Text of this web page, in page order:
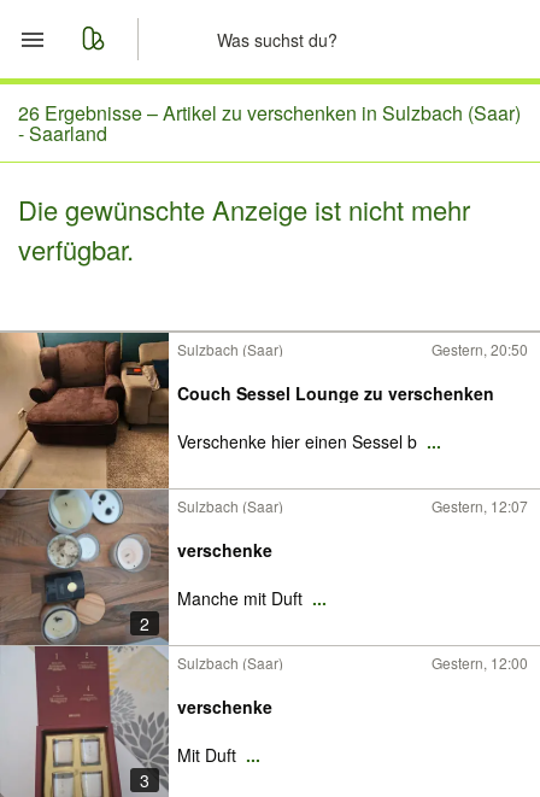
Start
Merkliste
Nachrichten
26 Ergebnisse –Artikel zu verschenken in Sulzbach (Saar)
- Saarland
Die gewünschte Anzeige ist nicht mehr
verfügbar.
Sulzbach (Saar) Gestern, 20:50
Couch Sessel Lounge zu verschenken
Verschenke hier einen Sessel b ...
2
Sulzbach (Saar) Gestern, 12:07
verschenke
Manche mit Duft ...
3
Sulzbach (Saar) Gestern, 12:00
verschenke
Mit Duft ...